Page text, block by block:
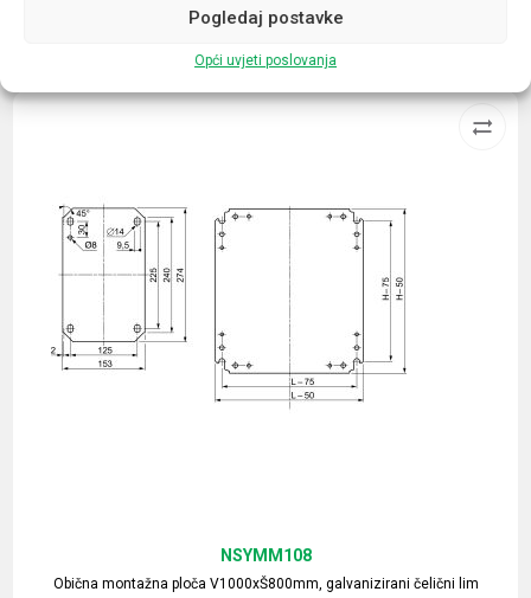
Pogledaj postavke
Opći uvjeti poslovanja
Obična montažna ploča V1000xŠ800mm, galvanizirani čelični lim
NSYMM108